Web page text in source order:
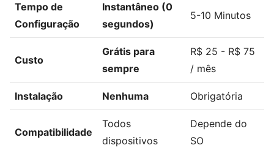
Tempo de
Configuração
Instantâneo (0
segundos)
5-10 Minutos
Custo
Grátis para
sempre
R$ 25 - R$ 75
/ mês
Instalação Nenhuma Obrigatória
Compatibilidade
Todos
dispositivos
Depende do
SO